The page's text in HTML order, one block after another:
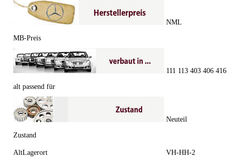
MB-Preis
NML
alt passend für
111 113 403 406 416
Zustand
Neuteil
AltLagerort VH-HH-2